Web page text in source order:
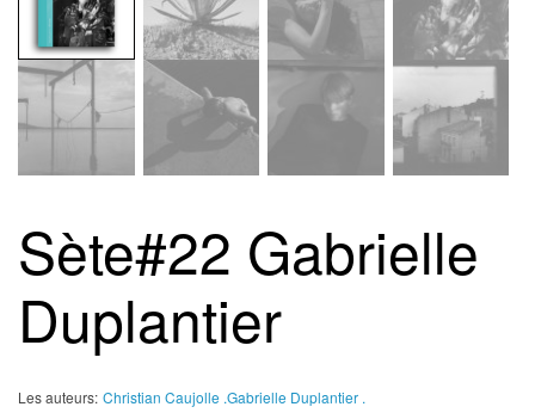
Sète#22 Gabrielle
Duplantier
Les auteurs: Christian Caujolle .Gabrielle Duplantier .